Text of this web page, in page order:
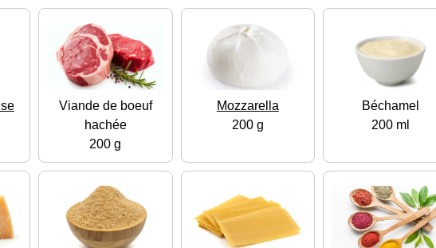
Viande de boeuf
hachée
200 g
Mozzarella
200 g
Béchamel
200 ml